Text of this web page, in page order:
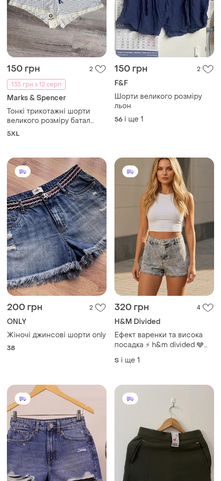
150 грн
2
135 грн з 12 серп
Marks & Spencer
Тонкі трикотажні шорти
великого розміру батал
marks&spencer, xxxxxl 58р
5XL
150 грн 2
F&F
Шорти великого розміру
льон
56 і ще 1
200 грн 2
ONLY
Жіночі джинсові шорти only
38
320 грн 4
H&M Divided
Ефект варенки та висока
посадка ⚡ h&m divided 🩶
джинсові шорти 🌸 сірі літні
короткі з високою талією
S і ще 1